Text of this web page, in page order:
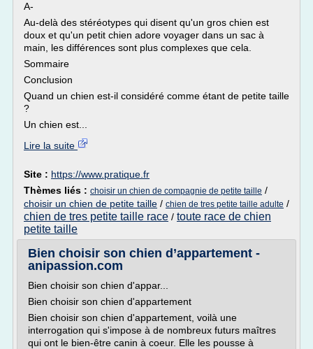
A-
Au-delà des stéréotypes qui disent qu'un gros chien est
doux et qu'un petit chien adore voyager dans un sac à
main, les différences sont plus complexes que cela.
Sommaire
Conclusion
Quand un chien est-il considéré comme étant de petite taille
?
Un chien est...
Lire la suite
Site : https://www.pratique.fr
Thèmes liés : choisir un chien de compagnie de petite taille /
choisir un chien de petite taille / chien de tres petite taille adulte /
chien de tres petite taille race / toute race de chien
petite taille
Bien choisir son chien d’appartement -
anipassion.com
Bien choisir son chien d'appar...
Bien choisir son chien d'appartement
Bien choisir son chien d'appartement, voilà une
interrogation qui s'impose à de nombreux futurs maîtres
qui ont le bien-être canin à coeur. Elle les pousse à